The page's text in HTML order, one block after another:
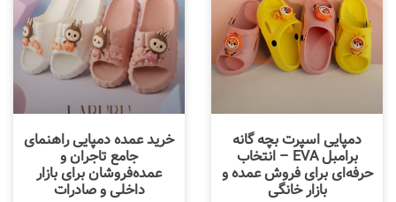
دمپایی اسپرت بچه گانه
برامبل EVA – انتخاب
حرفه‌ای برای فروش عمده و
بازار خانگی
خرید عمده دمپایی راهنمای
جامع تاجران و
عمده‌فروشان برای بازار
داخلی و صادرات